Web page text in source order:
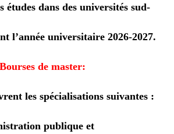
études dans des universités sud-
l’année universitaire 2026-2027.
de master:
les spécialisations suivantes :
publique et